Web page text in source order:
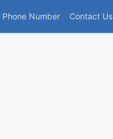
Phone Number Contact Us